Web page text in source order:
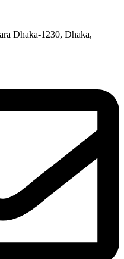
Dhaka-1230, Dhaka,